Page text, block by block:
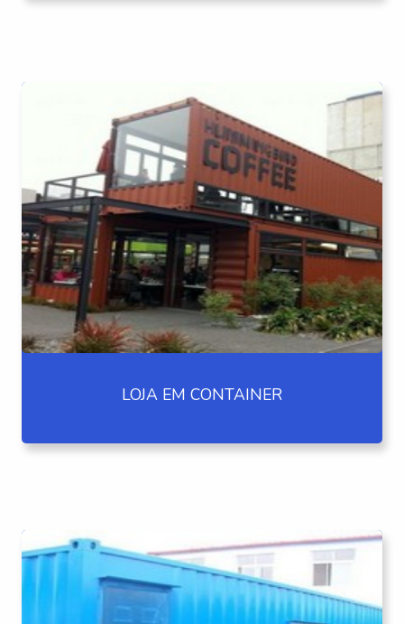
LOJA EM CONTAINER